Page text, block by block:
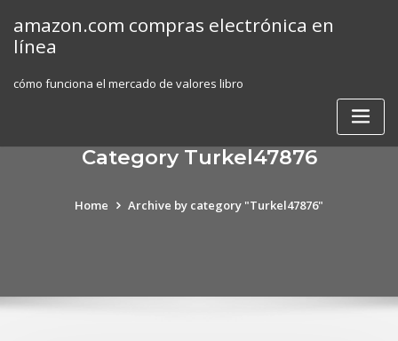
content
amazon.com compras electrónica en
línea
cómo funciona el mercado de valores libro
Category Turkel47876
Home Archive by category "Turkel47876"